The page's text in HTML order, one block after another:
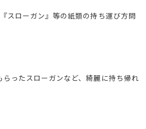
スローガン』等の紙類の持ち運び方問
ったスローガンなど、綺麗に持ち帰れ